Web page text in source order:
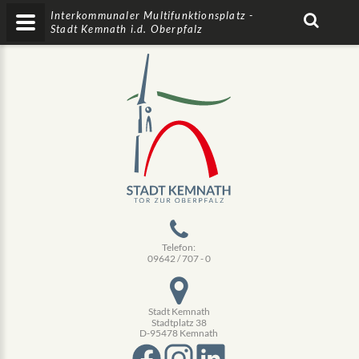
Telefon:
09642 / 707 - 0
Stadt Kemnath
Stadtplatz 38
D-95478 Kemnath
Interkommunaler Multifunktionsplatz -
Stadt Kemnath i.d. Oberpfalz